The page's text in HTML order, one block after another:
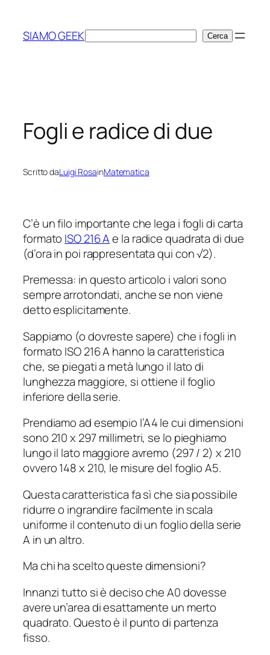
contenuto
SIAMO GEEKCerca Cerca
Fogli e radice di due
Scritto daLuigi RosainMatematica
C’è un filo importante che lega i fogli di carta
formato ISO 216 Ae la radice quadrata di due
(d’ora in poi rappresentata qui con √2).
Premessa: in questo articolo i valori sono
sempre arrotondati, anche se non viene
detto esplicitamente.
Sappiamo (o dovreste sapere) che i fogli in
formato ISO 216 A hanno la caratteristica
che, se piegati a metà lungo il lato di
lunghezza maggiore, si ottiene il foglio
inferiore della serie.
Prendiamo ad esempio l’A4 le cui dimensioni
sono 210 x 297 millimetri, se lo pieghiamo
lungo il lato maggiore avremo (297 / 2) x 210
ovvero 148 x 210, le misure del foglio A5.
Questa caratteristica fa sì che sia possibile
ridurre o ingrandire facilmente in scala
uniforme il contenuto di un foglio della serie
A in un altro.
Ma chi ha scelto queste dimensioni?
Innanzi tutto si è deciso che A0 dovesse
avere un’area di esattamente un merto
quadrato. Questo è il punto di partenza
fisso.